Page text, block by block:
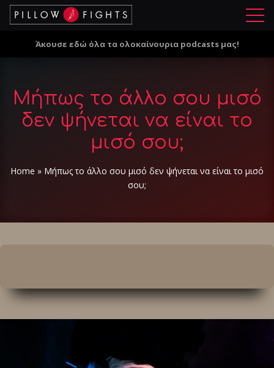
Μ
ο
Άκουσε εδώ όλα τα ολοκαίνουρια podcasts μας!
Μήπως το άλλο σου μισό
δεν ψήνεται να είναι το
μισό σου;
Home » Μήπως το άλλο σου μισό δεν ψήνεται να είναι το μισό
σου;